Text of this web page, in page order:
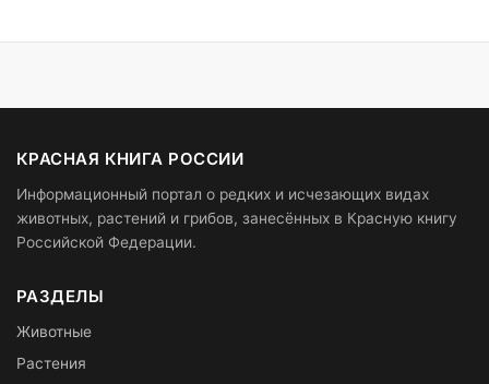
КРАСНАЯ КНИГА РОССИИ
Информационный портал о редких и исчезающих видах
животных, растений и грибов, занесённых в Красную книгу
Российской Федерации.
РАЗДЕЛЫ
Животные
Растения